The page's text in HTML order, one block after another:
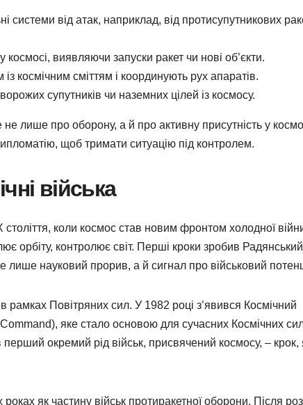
системи від атак, наприклад, від протисупутникових
космосі, виявляючи запуски ракет чи нові об’єкти.
із космічним сміттям і координують рух апаратів.
супутників чи наземних цілей із космосу.
лише про оборону, а й про активну присутність у
щоб тримати ситуацію під контролем.
війська
століття, коли космос став новим фронтом холодної
орбіту, контролює світ. Перші кроки зробив
лише науковий прорив, а й сигнал про військовий
рамках Повітряних сил. У 1982 році з’явився Космічний
яке стало основою для сучасних Космічних
окремий рід військ, присвячений космосу, – крок,
як частину військ протиракетної оборони. Після